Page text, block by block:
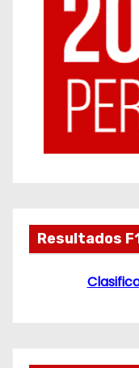
Resultados